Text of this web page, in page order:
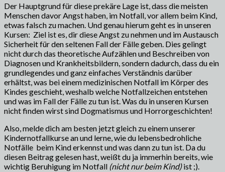
Der Hauptgrund für diese prekäre Lage ist, dass die meisten
Menschen davor Angst haben, im Notfall, vor allem beim Kind,
etwas falsch zu machen. Und genau hierum geht es in unseren
Kursen: Ziel ist es, dir diese Angst zu nehmen und im Austausch
Sicherheit für den seltenen Fall der Fälle geben. Dies gelingt
nicht durch das theoretische Aufzählen und Beschreiben von
Diagnosen und Krankheitsbildern, sondern dadurch, dass du ein
grundlegendes und ganz einfaches Verständnis darüber
erhältst, was bei einem medizinischen Notfall im Körper des
Kindes geschieht, weshalb welche Notfallzeichen entstehen
und was im Fall der Fälle zu tun ist. Was du in unseren Kursen
nicht finden wirst sind Dogmatismus und Horrorgeschichten!
Also, melde dich am besten jetzt gleich zu einem unserer
Kindernotfallkurse an und lerne, wie du lebensbedrohliche
Notfälle beim Kind erkennst und was dann zu tun ist. Da du
diesen Beitrag gelesen hast, weißt du ja immerhin bereits, wie
wichtig Beruhigung im Notfall (nicht nur beim Kind)ist ;).